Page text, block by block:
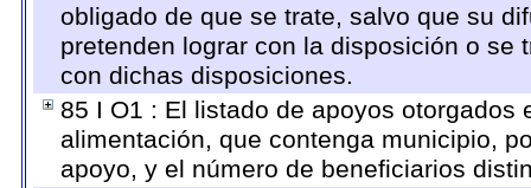
obligado de que se trate, salvo que su
pretenden lograr con la disposición o se
con dichas disposiciones.
85 I O1 : El listado de apoyos
alimentación, que contenga municipio,
apoyo, y el número de beneficiarios